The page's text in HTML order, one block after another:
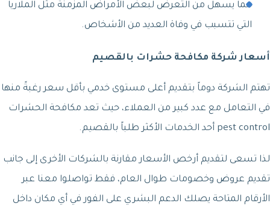
مما يسهل من التعرض لبعض الأمراض المزمنة مثل الملاريا
التي تتسبب في وفاة العديد من الأشخاص.
أسعار شركة مكافحة حشرات بالقصيم
تهتم الشركة دوماً بتقديم أعلى مستوى خدمي بأقل سعر رغبةً منها
في التعامل مع عدد كبير من العملاء، حيث تعد مكافحة الحشرات
pest control أحد الخدمات الأكثر طلباً بالقصيم.
لذا تسعى لتقديم أرخص الأسعار مقارنة بالشركات الأخرى إلى جانب
تقديم عروض وخصومات طوال العام، فقط تواصلوا معنا عبر
الأرقام المتاحة يصلك الدعم البشري على الفور في أي مكان داخل